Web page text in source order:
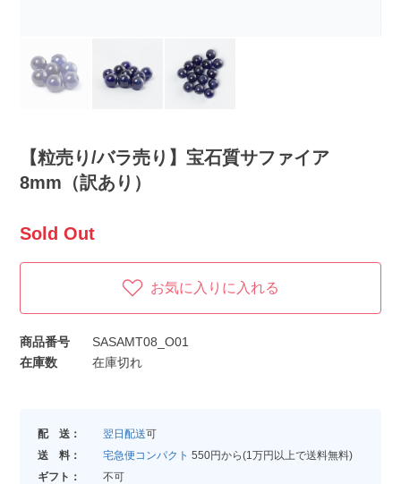
【粒売り/バラ売り】宝石質サファイア
8mm（訳あり）
Sold Out
お気に入りに入れる
商品番号
SASAMT08_O01
在庫数
在庫切れ
配 送： 翌日配送可
送 料：
宅急便コンパクト 550円から(1万円以上で送料無料)
ギフト：
不可